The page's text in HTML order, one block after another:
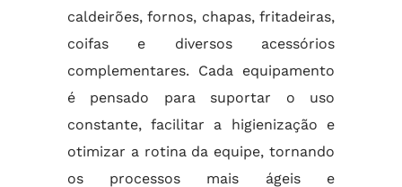
caldeirões, fornos, chapas, fritadeiras,
coifas e diversos acessórios
complementares. Cada equipamento
é pensado para suportar o uso
constante, facilitar a higienização e
otimizar a rotina da equipe, tornando
os processos mais ágeis e